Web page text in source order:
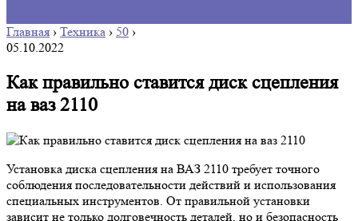
Главная › Техника › 50 ›
05.10.2022
Как правильно ставится диск сцепления
на ваз 2110
Установка диска сцепления на ВАЗ 2110 требует точного
соблюдения последовательности действий и использования
специальных инструментов. От правильной установки
зависит не только долговечность деталей, но и безопасность